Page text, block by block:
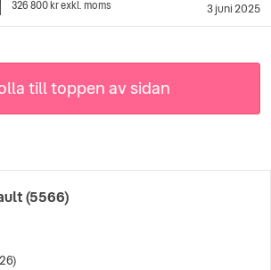
3 juni 2025
326 800 krexkl. moms
till toppen av sidan
(5566)